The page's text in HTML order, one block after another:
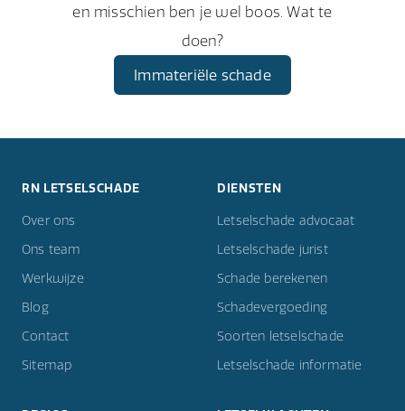
en misschien ben je wel boos. Wat te
doen?
Immateriële schade
RN LETSELSCHADE
Over ons
Ons team
Werkwijze
Blog
Contact
Sitemap
DIENSTEN
Letselschade advocaat
Letselschade jurist
Schade berekenen
Schadevergoeding
Soorten letselschade
Letselschade informatie